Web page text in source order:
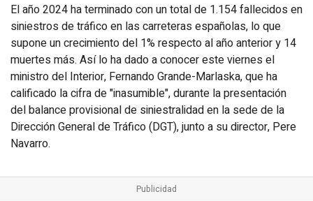
El año 2024 ha terminado con un total de 1.154 fallecidos en
siniestros de tráfico en las carreteras españolas, lo que
supone un crecimiento del 1% respecto al año anterior y 14
muertes más. Así lo ha dado a conocer este viernes el
ministro del Interior, Fernando Grande-Marlaska, que ha
calificado la cifra de "inasumible", durante la presentación
del balance provisional de siniestralidad en la sede de la
Dirección General de Tráfico (DGT), junto a su director, Pere
Navarro.